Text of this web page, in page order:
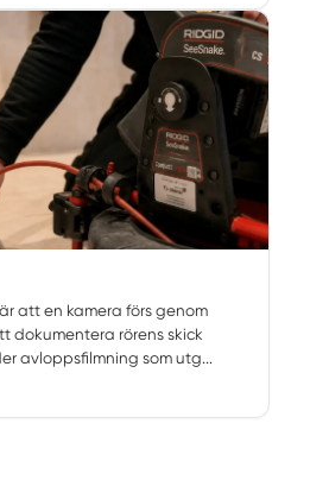
att en kamera förs genom
dokumentera rörens skick
avloppsfilmning som utg...